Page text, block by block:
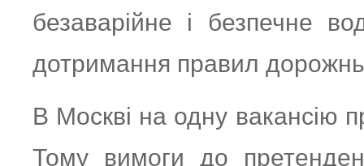
безаварійне і безпечне
дотримання правил
В Москві на одну вакансію
Тому вимоги до